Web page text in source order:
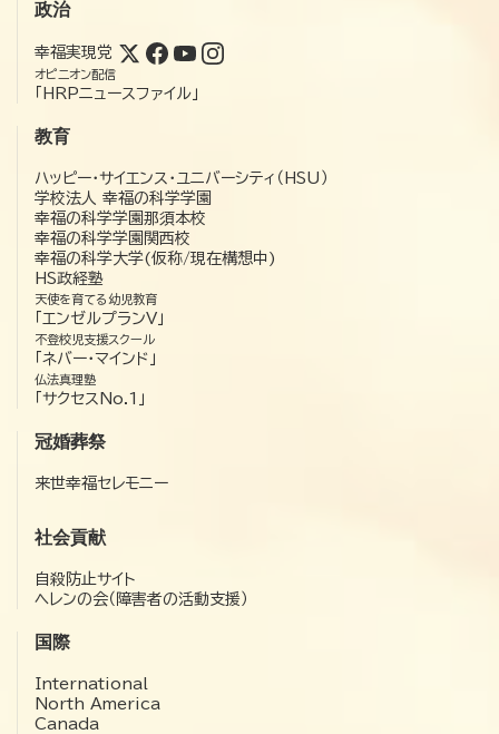
政治
幸福実現党
オピニオン配信
「HRPニュースファイル」
教育
ハッピー・サイエンス・ユニバーシティ（HSU）
学校法人 幸福の科学学園
幸福の科学学園那須本校
幸福の科学学園関西校
幸福の科学大学(仮称/現在構想中)
HS政経塾
天使を育てる幼児教育
「エンゼルプランV」
不登校児支援スクール
「ネバー・マインド」
仏法真理塾
「サクセスNo.1」
冠婚葬祭
来世幸福セレモニー
社会貢献
自殺防止サイト
ヘレンの会（障害者の活動支援）
国際
International
North America
Canada